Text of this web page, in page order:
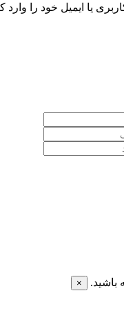
یا ایمیل خود را
باشید.
×